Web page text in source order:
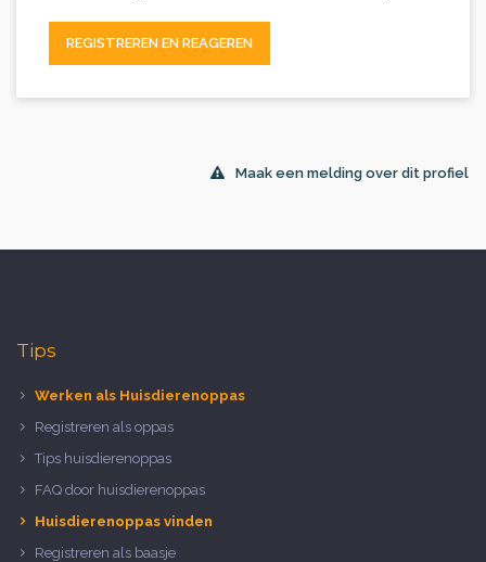
REGISTREREN EN REAGEREN
Maak een melding over dit profiel
Tips
Werken als Huisdierenoppas
Registreren als oppas
Tips huisdierenoppas
FAQ door huisdierenoppas
Huisdierenoppas vinden
Registreren als baasje